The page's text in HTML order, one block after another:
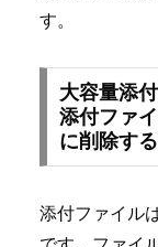
す。
大容量添
添付ファ
に削除す
添付ファイル